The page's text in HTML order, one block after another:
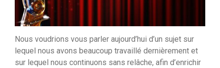
Nous voudrions vous parler aujourd’hui d’un sujet sur
lequel nous avons beaucoup travaillé dernièrement et
sur lequel nous continuons sans relâche, afin d’enrichir